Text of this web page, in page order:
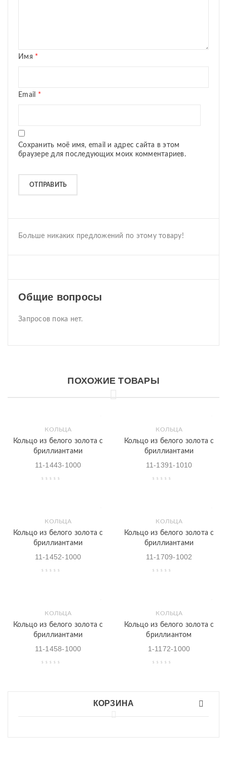
Имя *
Email *
Сохранить моё имя, email и адрес сайта в этом
браузере для последующих моих комментариев.
Больше никаких предложений по этому товару!
Общие вопросы
Запросов пока нет.
ПОХОЖИЕ ТОВАРЫ
КОЛЬЦА
Кольцо из белого золота с
бриллиантами
11-1443-1000
КОЛЬЦА
Кольцо из белого золота с
бриллиантами
11-1391-1010
КОЛЬЦА
Кольцо из белого золота с
бриллиантами
11-1452-1000
КОЛЬЦА
Кольцо из белого золота с
бриллиантами
11-1709-1002
КОЛЬЦА
Кольцо из белого золота с
бриллиантами
11-1458-1000
КОЛЬЦА
Кольцо из белого золота с
бриллиантом
1-1172-1000
КОРЗИНА